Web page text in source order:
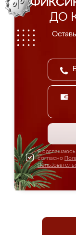
ДО
Я соглашаюсь
согласно